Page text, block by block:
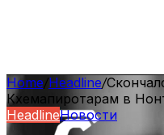
Home/Headline/
Кхемапиротарам в
HeadlineНовости